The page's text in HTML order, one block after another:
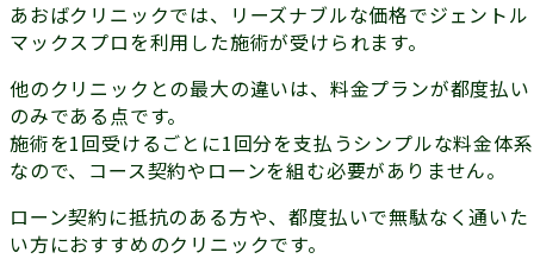
あおばクリニックでは、リーズナブルな価格でジェントル
マックスプロを利用した施術が受けられます。
他のクリニックとの最大の違いは、料金プランが都度払い
のみである点です。
施術を1回受けるごとに1回分を支払うシンプルな料金体系
なので、コース契約やローンを組む必要がありません。
ローン契約に抵抗のある方や、都度払いで無駄なく通いた
い方におすすめのクリニックです。